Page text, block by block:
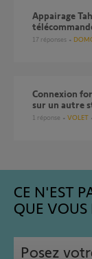
Appairage Tahoma switch avec Volet roulant IO sans
17 réponses
Connexion fortuite de ma commande Smoove Origin IO
sur un autre
1 réponse VOLET
CE N'EST
QUE VOUS
Posez